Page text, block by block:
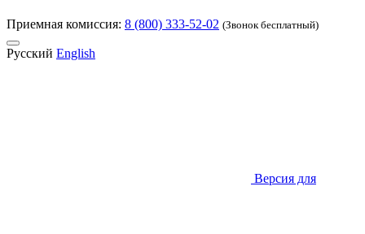
Приемная комиссия: 8 (800) 333-52-02 (Звонок бесплатный)
Русский English
Версия для